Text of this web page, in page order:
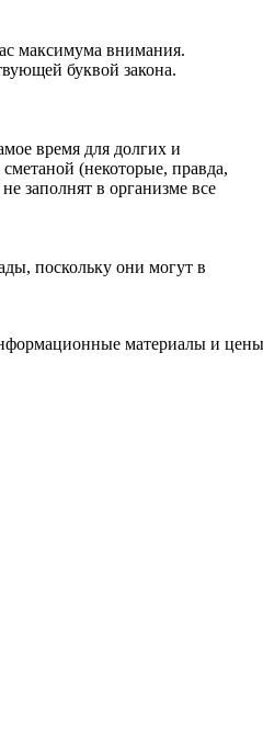
максимума внимания.
буквой закона.
время для долгих и
(некоторые, правда,
заполнят в организме все
поскольку они могут в
материалы и